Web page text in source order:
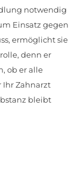
notwendig
Einsatz gegen
ermöglicht sie
denn er
ob er alle
Ihr Zahnarzt
bleibt